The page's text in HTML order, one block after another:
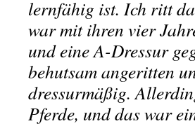
lernfähig ist. Ich ritt
war mit ihren vier
und eine A-Dressur
behutsam angeritten
dressurmäßig.
Pferde, und das war